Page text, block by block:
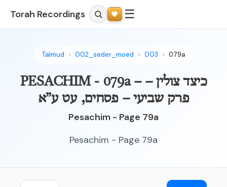
Torah Recordings ☰
Talmud 002_seder_moed 003 079a
PESACHIM - 079a – כיצד צולין –
פרק שביעי – פסחים, עט ע”א
Pesachim - Page 79a
Pesachim - Page 79a